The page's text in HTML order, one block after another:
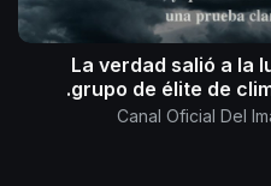
La verdad salió a la
grupo de élite de
Canal Oficial Del